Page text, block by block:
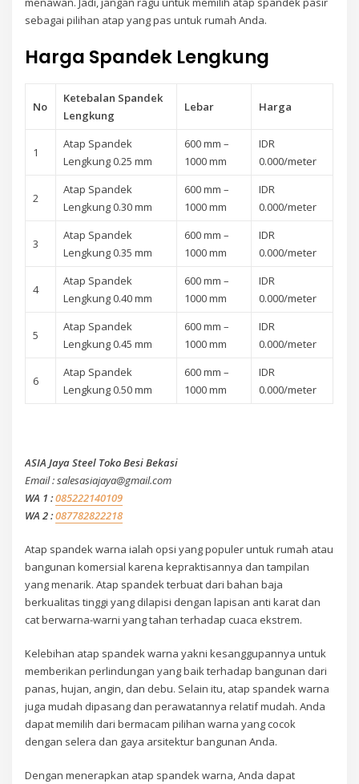
sebagai pilihan atap yang pas untuk rumah Anda.
Harga Spandek Lengkung
No
Ketebalan Spandek
Lengkung
Lebar Harga
1
Atap Spandek
Lengkung 0.25 mm
600 mm –
1000 mm
IDR
0.000/meter
2
Atap Spandek
Lengkung 0.30 mm
600 mm –
1000 mm
IDR
0.000/meter
3
Atap Spandek
Lengkung 0.35 mm
600 mm –
1000 mm
IDR
0.000/meter
4
Atap Spandek
Lengkung 0.40 mm
600 mm –
1000 mm
IDR
0.000/meter
5
Atap Spandek
Lengkung 0.45 mm
600 mm –
1000 mm
IDR
0.000/meter
6
Atap Spandek
Lengkung 0.50 mm
600 mm –
1000 mm
IDR
0.000/meter
ASIA Jaya Steel Toko Besi Bekasi
Email : salesasiajaya@gmail.com
WA 1 :085222140109
WA 2 :087782822218
Atap spandek warna ialah opsi yang populer untuk rumah atau
bangunan komersial karena kepraktisannya dan tampilan
yang menarik. Atap spandek terbuat dari bahan baja
berkualitas tinggi yang dilapisi dengan lapisan anti karat dan
cat berwarna-warni yang tahan terhadap cuaca ekstrem.
Kelebihan atap spandek warna yakni kesanggupannya untuk
memberikan perlindungan yang baik terhadap bangunan dari
panas, hujan, angin, dan debu. Selain itu, atap spandek warna
juga mudah dipasang dan perawatannya relatif mudah. Anda
dapat memilih dari bermacam pilihan warna yang cocok
dengan selera dan gaya arsitektur bangunan Anda.
Dengan menerapkan atap spandek warna, Anda dapat